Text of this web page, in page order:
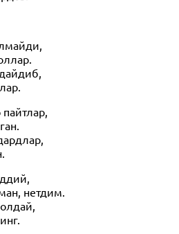
нетдим.